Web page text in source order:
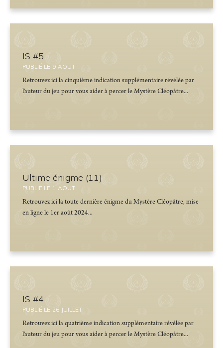
IS #5
PUBLIÉ LE 9 AOUT
Retrouvez ici la cinquième indication supplémentaire révélée par
l'auteur du jeu pour vous aider à percer le Mystère Cléopâtre...
Ultime énigme (11)
PUBLIÉ LE 1 AOUT
Retrouvez ici la toute dernière énigme du Mystère Cléopâtre, mise
en ligne le 1er août 2024...
IS #4
PUBLIÉ LE 26 JUILLET
Retrouvez ici la quatrième indication supplémentaire révélée par
l'auteur du jeu pour vous aider à percer le Mystère Cléopâtre...